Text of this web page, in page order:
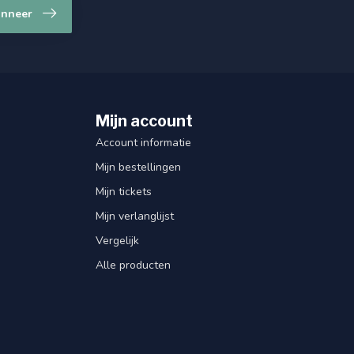
Mijn account
Account informatie
Mijn bestellingen
Mijn tickets
Mijn verlanglijst
Vergelijk
Alle producten